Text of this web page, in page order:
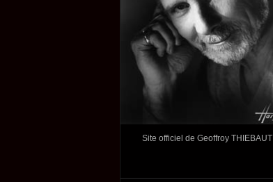
Site officiel de Geoffroy THIEBAUT